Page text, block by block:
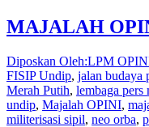
MAJALAH
Diposkan Oleh:LPM
FISIP Undip, jalan budaya
Merah Putih, lembaga pers
undip, Majalah OPINI,
militerisasi sipil, neo orba,